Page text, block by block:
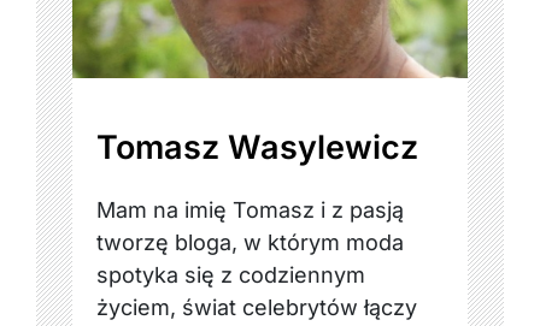
Tomasz Wasylewicz
Mam na imię Tomasz i z pasją
tworzę bloga, w którym moda
spotyka się z codziennym
życiem, świat celebrytów łączy